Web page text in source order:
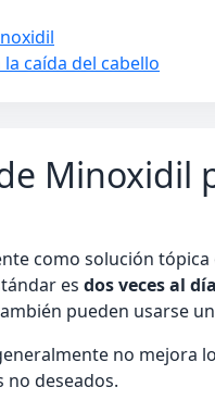
caída del cabello
Minoxidil
como solución
es dos veces al día
pueden usarse
no mejora
deseados.